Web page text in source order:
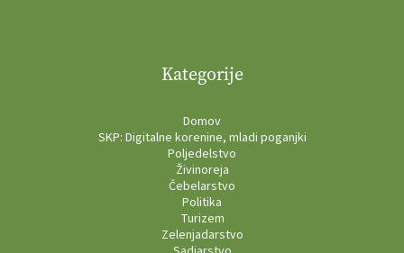
Kategorije
Domov
SKP: Digitalne korenine, mladi poganjki
Poljedelstvo
Živinoreja
Čebelarstvo
Politika
Turizem
Zelenjadarstvo